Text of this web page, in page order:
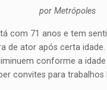
por Metrópoles
com 71 anos e tem
de ator após certa
conforme a
convites para trabalhos